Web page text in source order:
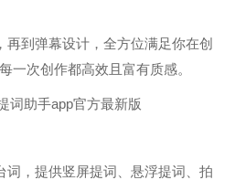
再到弹幕设计，全方位满足你在创
一次创作都高效且富有质感。
词，提供竖屏提词、悬浮提词、拍